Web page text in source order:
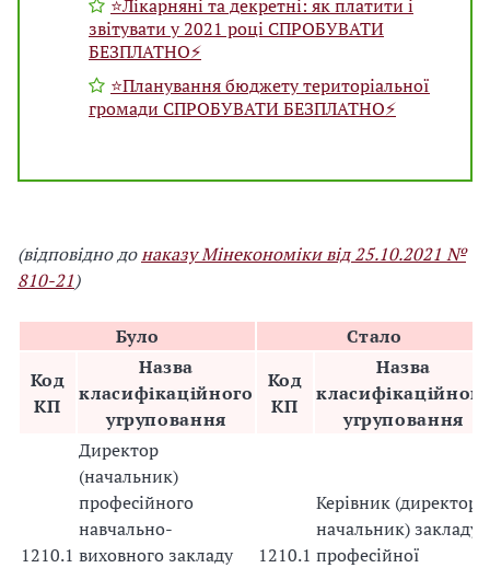
⭐️Лікарняні та декретні: як платити і
звітувати у 2021 році СПРОБУВАТИ
БЕЗПЛАТНО⚡️
⭐️Планування бюджету територіальної
громади СПРОБУВАТИ БЕЗПЛАТНО⚡️
(відповідно донаказу Мінекономіки від 25.10.2021 №
810-21)
Було
Стало
Код
КП
Назва
класифікаційного
угруповання
Код
КП
Назва
класифікаційного
угруповання
1210.1
Директор
(начальник)
професійного
навчально-
виховного закладу
1210.1
Керівник (директор,
начальник) закладу
професійної